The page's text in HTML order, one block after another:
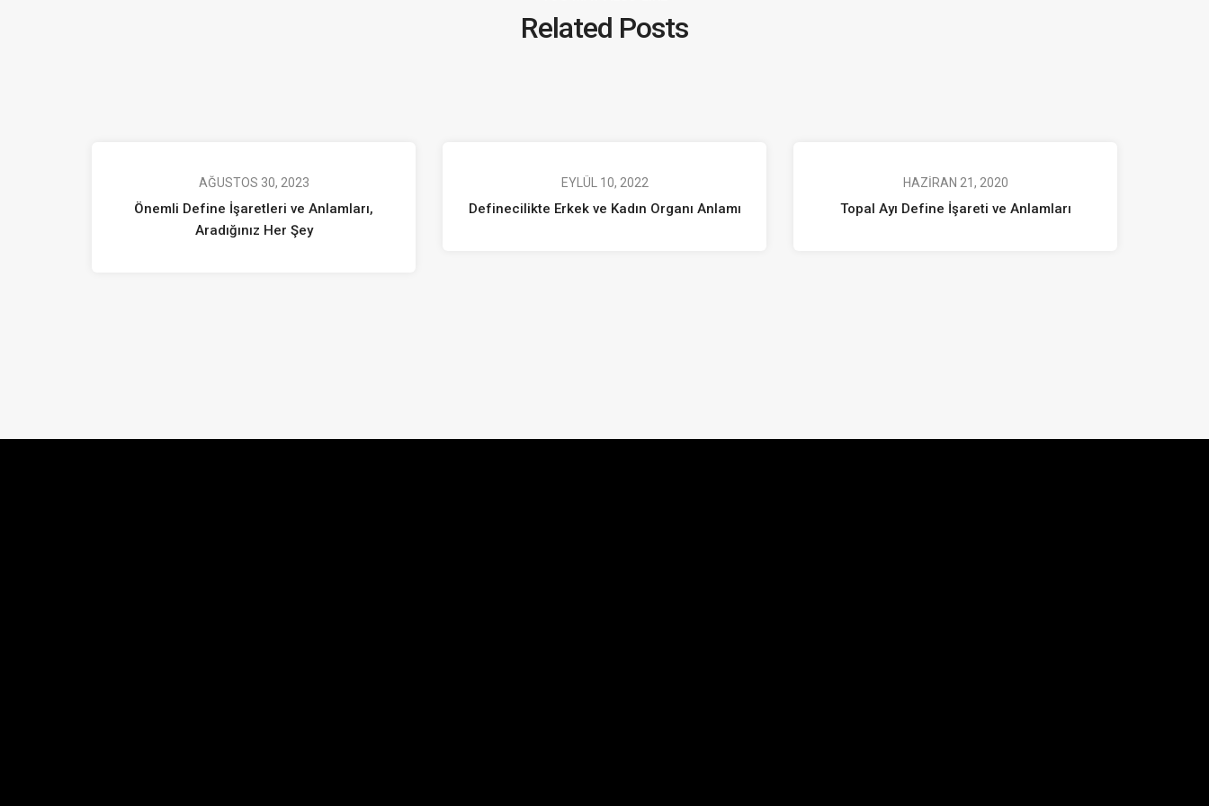
Related Posts
AĞUSTOS 30, 2023
Önemli Define İşaretleri ve Anlamları,
Aradığınız Her Şey
EYLÜL 10, 2022
Definecilikte Erkek ve Kadın Organı Anlamı
HAZIRAN 21, 2020
Topal Ayı Define İşareti ve Anlamları